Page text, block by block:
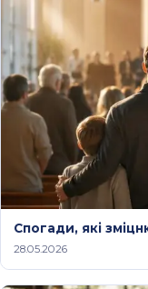
Спогади, які
28.05.2026